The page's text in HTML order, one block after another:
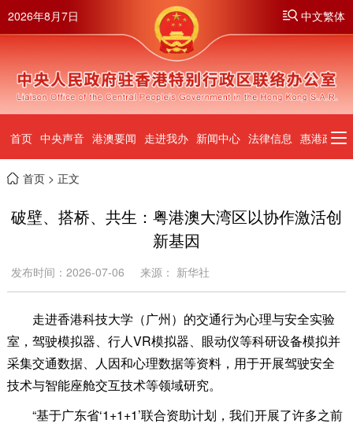
2026年8月7日 中文繁体
首页 中央声音 港澳要闻 走进我办 新闻中心 法律信息 惠港政策
首页> 正文
破壁、搭桥、共生：粤港澳大湾区以协作激活创
新基因
发布时间：2026-07-06 来源： 新华社
走进香港科技大学（广州）的交通行为心理与安全实验
室，驾驶模拟器、行人VR模拟器、眼动仪等科研设备模拟并
采集交通数据、人因和心理数据等资料，用于开展驾驶安全
技术与智能座舱交互技术等领域研究。
“基于广东省‘1+1+1’联合资助计划，我们开展了许多之前